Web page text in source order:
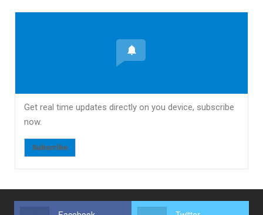
Get real time updates directly on you device, subscribe
now.
Subscribe